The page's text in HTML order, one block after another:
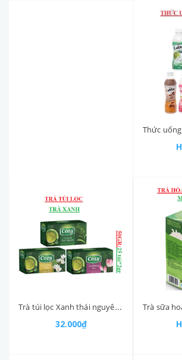
Trà túi lọc Xanh thái nguyên, sen Cozy hộp 50gr (25goi*2gr)
32.000₫